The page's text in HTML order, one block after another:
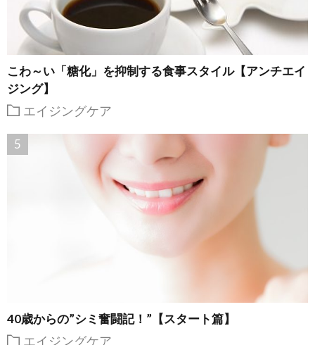
こわ～い「糖化」を抑制する食事スタイル【アンチエイ
ジング】
エイジングケア
40歳からの”シミ奮闘記！”【スタート篇】
エイジングケア